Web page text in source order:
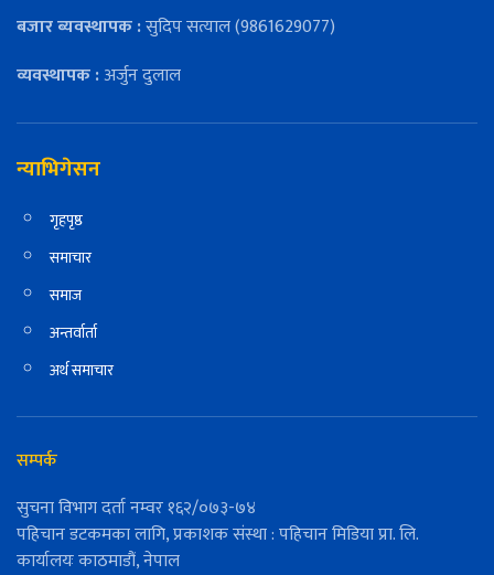
बजार ब्यवस्थापक :सुदिप सत्याल (9861629077)
व्यवस्थापक :अर्जुन दुलाल
न्याभिगेसन
गृहपृष्ठ
समाचार
समाज
अन्तर्वार्ता
अर्थ समाचार
सम्पर्क
सुचना विभाग दर्ता नम्वर १६२/०७३-७४
पहिचान डटकमका लागि, प्रकाशक संस्था : पहिचान मिडिया प्रा. लि.
कार्यालयः काठमाडौं, नेपाल